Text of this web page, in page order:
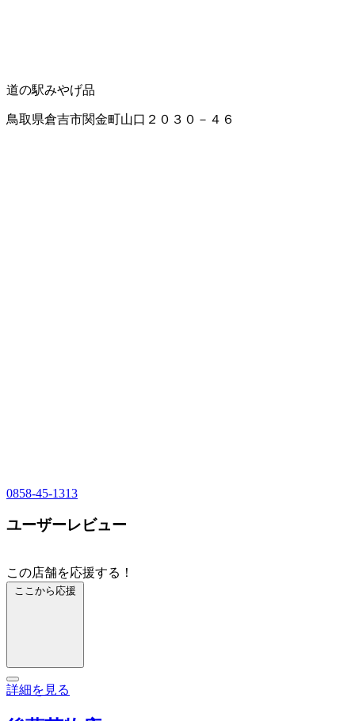
道の駅みやげ品
鳥取県倉吉市関金町山口２０３０－４６
0858-45-1313
ユーザーレビュー
この店舗を応援する！
ここから応援
詳細を見る